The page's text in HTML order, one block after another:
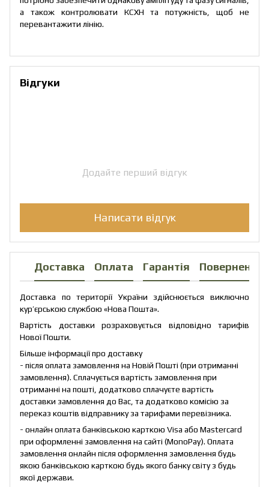
а також контролювати КСХН та потужність, щоб не
перевантажити лінію.
Відгуки
Додайте перший відгук
Написати відгук
Доставка Оплата Гарантія Повернення
Доставка по території України здійснюється виключно
кур’єрською службою «Нова Пошта».
Вартість доставки розраховується відповідно тарифів
Нової Пошти.
Більше інформації про доставку
- після оплата замовлення на Новій Пошті (при отриманні
замовлення). Сплачується вартість замовлення при
отриманні на пошті, додатково сплачуєте вартість
доставки замовлення до Вас, та додатково комісію за
переказ коштів відправнику за тарифами перевізника.
- онлайн оплата банківською карткою Visa або Mastercard
при оформленні замовлення на сайті (MonoPay). Оплата
замовлення онлайн після оформлення замовлення будь
якою банківською карткою будь якого банку світу з будь
якої держави.